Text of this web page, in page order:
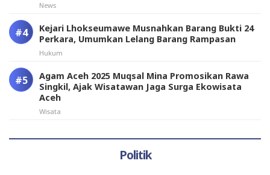
News
Kejari Lhokseumawe Musnahkan Barang Bukti 24
Perkara, Umumkan Lelang Barang Rampasan
Hukum
Agam Aceh 2025 Muqsal Mina Promosikan Rawa
Singkil, Ajak Wisatawan Jaga Surga Ekowisata
Aceh
Wisata
Politik